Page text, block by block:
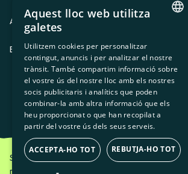
Premsa
Treballa amb nosaltres
Avis legal Política de privacitatPolítica de cookies
ES CAGLEU
Som Energia SCCL - 2026
SPANISH
GL
BASQUE
Aquest lloc web utilitza
galetes
Utilitzem cookies per personalitzar
contingut, anuncis i per analitzar el nostre
trànsit. També compartim informació sobre
el vostre ús del nostre lloc amb els nostres
socis publicitaris i analítics que poden
combinar-la amb altra informació que els
heu proporcionat o que han recopilat a
partir del vostre ús dels seus serveis.
ACCEPTA-HO TOT REBUTJA-HO TOT